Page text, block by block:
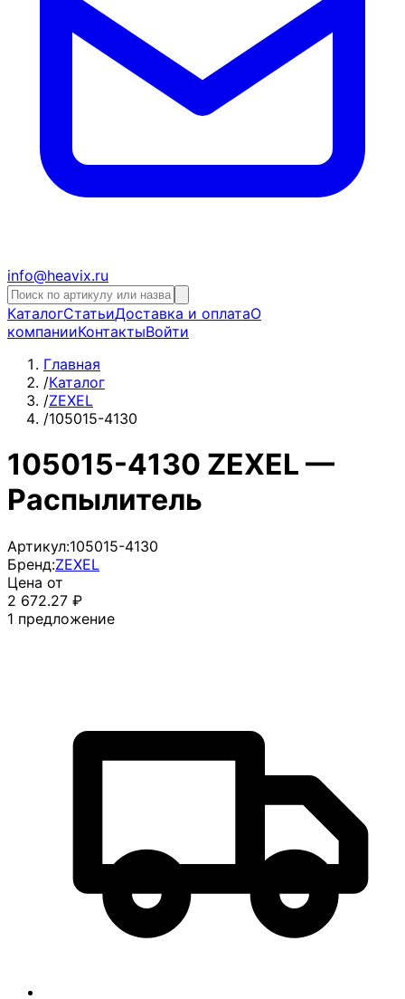
info@heavix.ru
КаталогСтатьиДоставка и оплатаО
компанииКонтактыВойти
Главная
/Каталог
/ZEXEL
/105015-4130
105015-4130 ZEXEL —
Распылитель
Артикул:105015-4130
Бренд:ZEXEL
Цена от
2 672.27 ₽
1 предложение